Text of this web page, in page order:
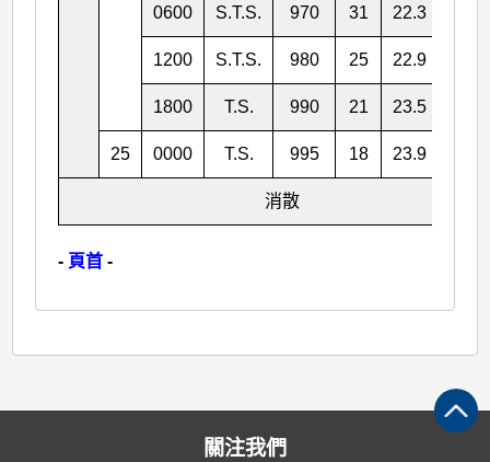
0600 S.T.S. 970 31 22.3
1200 S.T.S. 980 25 22.9
1800 T.S. 990 21 23.5
25 0000 T.S. 995 18 23.9
消散
- 頁首 -
關注我們